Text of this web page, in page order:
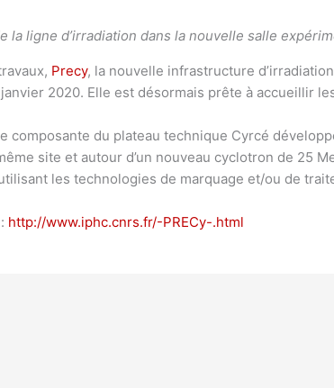
la ligne d’irradiation dans la nouvelle salle
Precy, la nouvelle infrastructure
2020. Elle est désormais prête à accueillir
composante du plateau technique Cyrcé
site et autour d’un nouveau cyclotron de 25
les technologies de marquage et/ou de
http://www.iphc.cnrs.fr/-PRECy-.html